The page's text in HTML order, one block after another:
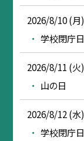
2026/8/10 (月)
学校閉庁日
2026/8/11 (火)
山の日
2026/8/12 (水)
学校閉庁日